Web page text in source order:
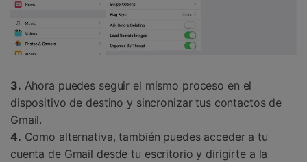
3. Ahora puedes seguir el mismo proceso en el
dispositivo de destino y sincronizar tus contactos de
Gmail.
4. Como alternativa, también puedes acceder a tu
cuenta de Gmail desde tu escritorio y dirigirte a la